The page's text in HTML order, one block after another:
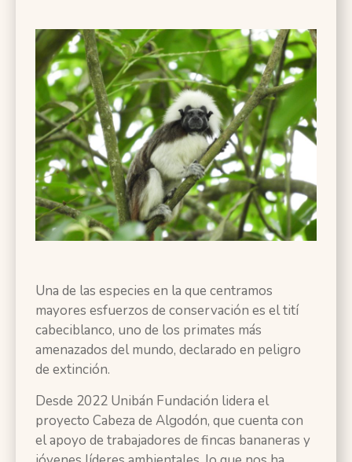
Una de las especies en la que centramos
mayores esfuerzos de conservación es el tití
cabeciblanco, uno de los primates más
amenazados del mundo, declarado en peligro
de extinción.
Desde 2022 Unibán Fundación lidera el
proyecto Cabeza de Algodón, que cuenta con
el apoyo de trabajadores de fincas bananeras y